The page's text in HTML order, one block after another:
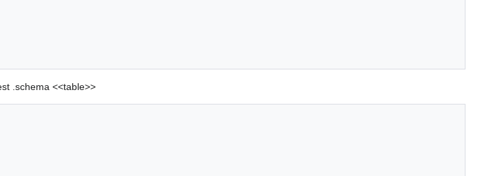
.schema <<table>>